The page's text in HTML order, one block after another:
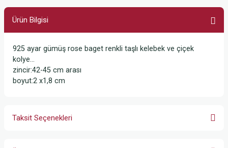
Ürün Bilgisi
925 ayar gümüş rose baget renkli taşlı kelebek ve çiçek
kolye...
zincir:42-45 cm arası
boyut:2 x1,8 cm
Taksit Seçenekleri